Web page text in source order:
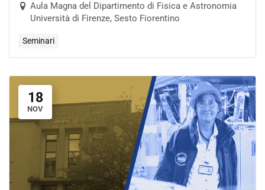
Aula Magna del Dipartimento di Fisica e Astronomia
Università di Firenze, Sesto Fiorentino
Seminari
18
NOV